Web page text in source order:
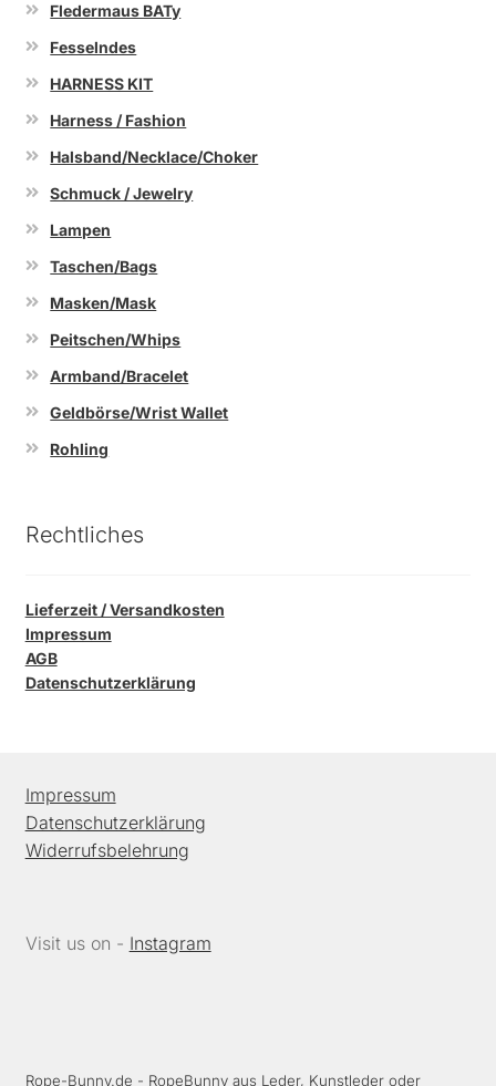
Fledermaus BATy
Fesselndes
HARNESS KIT
Harness / Fashion
Halsband/Necklace/Choker
Schmuck / Jewelry
Lampen
Taschen/Bags
Masken/Mask
Peitschen/Whips
Armband/Bracelet
Geldbörse/Wrist Wallet
Rohling
Rechtliches
Lieferzeit / Versandkosten
Impressum
AGB
Datenschutzerklärung
Impressum
Datenschutzerklärung
Widerrufsbelehrung
Visit us on - Instagram
Rope-Bunny.de - RopeBunny aus Leder, Kunstleder oder